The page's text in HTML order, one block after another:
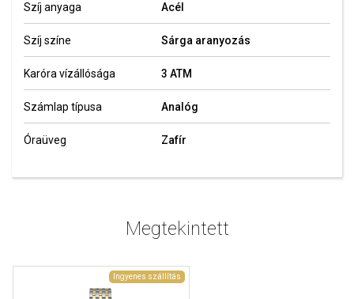
Szíj anyaga Acél
Szíj színe Sárga aranyozás
Karóra vízállósága 3 ATM
Számlap típusa Analóg
Óraüveg Zafír
Megtekintett
Ingyenes szállítás